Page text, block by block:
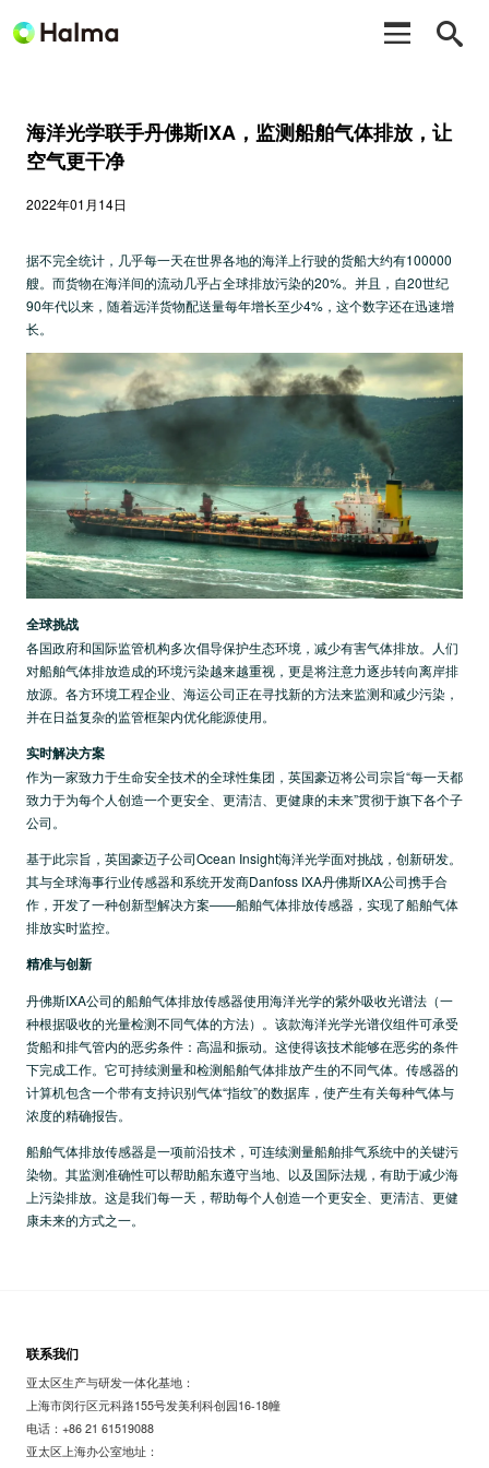
海洋光学联手丹佛斯IXA，监测船舶气体排放，让
空气更干净
2022年01月14日
据不完全统计，几乎每一天在世界各地的海洋上行驶的货船大约有100000
艘。而货物在海洋间的流动几乎占全球排放污染的20%。并且，自20世纪
90年代以来，随着远洋货物配送量每年增长至少4%，这个数字还在迅速增
长。
全球挑战
各国政府和国际监管机构多次倡导保护生态环境，减少有害气体排放。人们
对船舶气体排放造成的环境污染越来越重视，更是将注意力逐步转向离岸排
放源。各方环境工程企业、海运公司正在寻找新的方法来监测和减少污染，
并在日益复杂的监管框架内优化能源使用。
实时解决方案
作为一家致力于生命安全技术的全球性集团，英国豪迈将公司宗旨“每一天都
致力于为每个人创造一个更安全、更清洁、更健康的未来”贯彻于旗下各个子
公司。
基于此宗旨，英国豪迈子公司Ocean Insight海洋光学面对挑战，创新研发。
其与全球海事行业传感器和系统开发商Danfoss IXA丹佛斯IXA公司携手合
作，开发了一种创新型解决方案——船舶气体排放传感器，实现了船舶气体
排放实时监控。
精准与创新
丹佛斯IXA公司的船舶气体排放传感器使用海洋光学的紫外吸收光谱法（一
种根据吸收的光量检测不同气体的方法）。该款海洋光学光谱仪组件可承受
货船和排气管内的恶劣条件：高温和振动。这使得该技术能够在恶劣的条件
下完成工作。它可持续测量和检测船舶气体排放产生的不同气体。传感器的
计算机包含一个带有支持识别气体“指纹”的数据库，使产生有关每种气体与
浓度的精确报告。
船舶气体排放传感器是一项前沿技术，可连续测量船舶排气系统中的关键污
染物。其监测准确性可以帮助船东遵守当地、以及国际法规，有助于减少海
上污染排放。这是我们每一天，帮助每个人创造一个更安全、更清洁、更健
康未来的方式之一。
联系我们
亚太区生产与研发一体化基地：
上海市闵行区元科路155号发美利科创园16-18幢
电话：+86 21 61519088
亚太区上海办公室地址：